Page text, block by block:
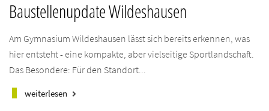
Baustellenupdate Wildeshausen
Am Gymnasium Wildeshausen lässt sich bereits erkennen, was
hier entsteht - eine kompakte, aber vielseitige Sportlandschaft.
Das Besondere: Für den Standort...
weiterlesen keyboard_arrow_right